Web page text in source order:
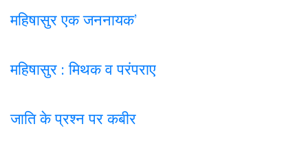
महिषासुर एक जननायक’
महिषासुर : मिथक व परंपराए
जाति के प्रश्न पर कबीर